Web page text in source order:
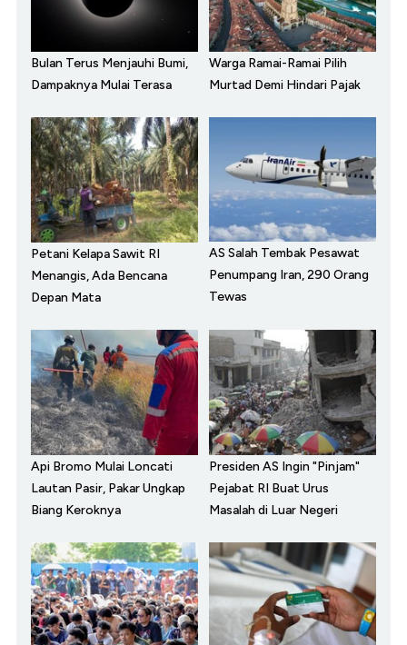
Bulan Terus Menjauhi Bumi,
Dampaknya Mulai Terasa
Warga Ramai-Ramai Pilih
Murtad Demi Hindari Pajak
Petani Kelapa Sawit RI
Menangis, Ada Bencana
Depan Mata
AS Salah Tembak Pesawat
Penumpang Iran, 290 Orang
Tewas
Api Bromo Mulai Loncati
Lautan Pasir, Pakar Ungkap
Biang Keroknya
Presiden AS Ingin "Pinjam"
Pejabat RI Buat Urus
Masalah di Luar Negeri